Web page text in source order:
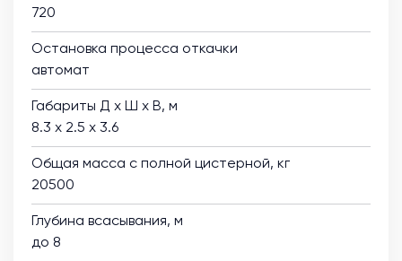
720
Остановка процесса откачки
автомат
Габариты Д х Ш х В, м
8.3 х 2.5 х 3.6
Общая масса с полной цистерной, кг
20500
Глубина всасывания, м
до 8